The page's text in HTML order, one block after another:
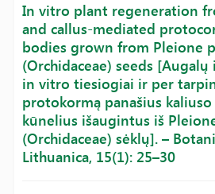
In vitro plant regeneration
and callus-mediated
bodies grown from Pleione
(Orchidaceae) seeds
in vitro tiesiogiai ir per
protokormą panašius
kūnelius išaugintus iš
(Orchidaceae) sėklų]. –
Lithuanica, 15(1): 25–30